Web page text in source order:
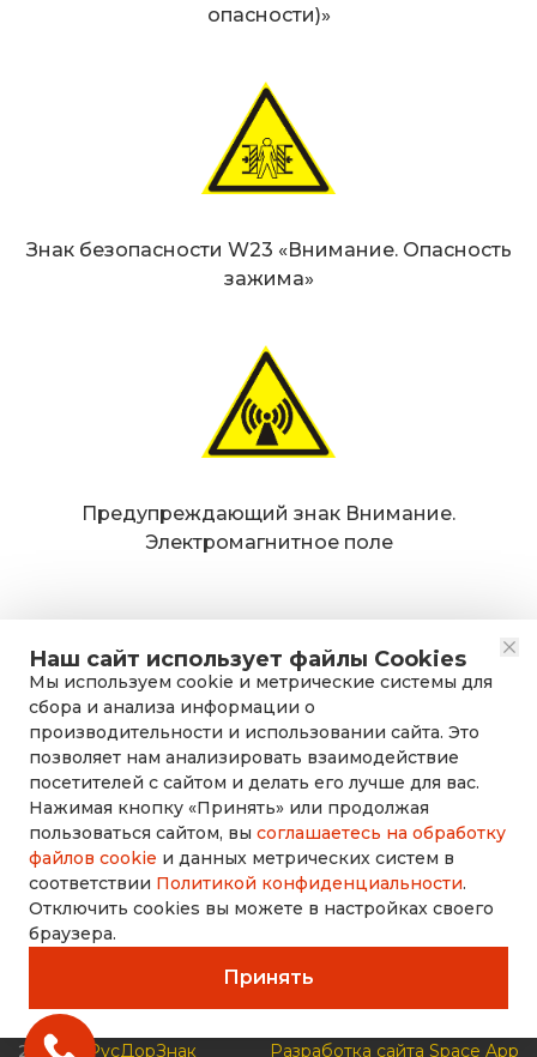
Наш сайт использует файлы Cookies
Мы используем cookie и метрические системы для
сбора и анализа информации о
производительности и использовании сайта. Это
позволяет нам анализировать взаимодействие
посетителей с сайтом и делать его лучше для вас.
Нажимая кнопку «Принять» или продолжая
пользоваться сайтом, вы соглашаетесь на обработку
файлов cookie и данных метрических систем в
соответствии Политикой конфиденциальности.
Отключить cookies вы можете в настройках своего
браузера.
Принять
опасности)»
Знак безопасности W23 «Внимание. Опасность
зажима»
Предупреждающий знак Внимание.
Электромагнитное поле
rusdorznak@mail.ru
+7 (8452) 53-70-71
2026 © РусДорЗнак Разработка сайта Space App